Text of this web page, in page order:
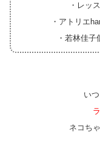
・レッ
・アトリエ
・若林佳
い
ネコち